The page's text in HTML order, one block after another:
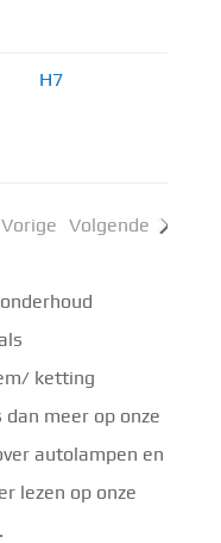
H7
Vorige Volgende
ketting
meer op onze
autolampen en
lezen op onze